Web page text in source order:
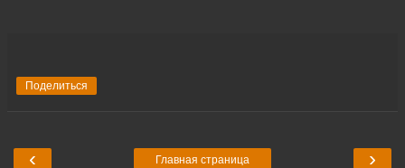
Поделиться
‹ ›
Главная страница